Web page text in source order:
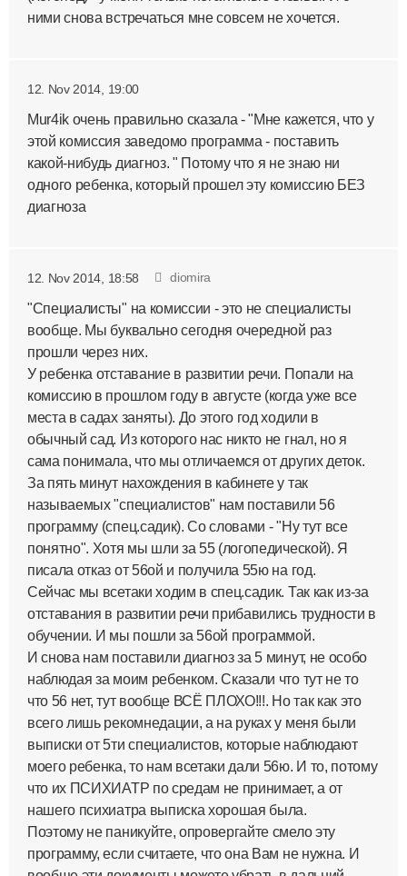
ними снова встречаться мне совсем не хочется.
12. Nov 2014, 19:00
Mur4ik очень правильно сказала - "Мне кажется, что у
этой комиссия заведомо программа - поставить
какой-нибудь диагноз. " Потому что я не знаю ни
одного ребенка, который прошел эту комиссию БЕЗ
диагноза
12. Nov 2014, 18:58 diomira
"Специалисты" на комиссии - это не специалисты
вообще. Мы буквально сегодня очередной раз
прошли через них.
У ребенка отставание в развитии речи. Попали на
комиссию в прошлом году в августе (когда уже все
места в садах заняты). До этого год ходили в
обычный сад. Из которого нас никто не гнал, но я
сама понимала, что мы отличаемся от других деток.
За пять минут нахождения в кабинете у так
называемых "специалистов" нам поставили 56
программу (спец.садик). Со словами - "Ну тут все
понятно". Хотя мы шли за 55 (логопедической). Я
писала отказ от 56ой и получила 55ю на год.
Сейчас мы всетаки ходим в спец.садик. Так как из-за
отставания в развитии речи прибавились трудности в
обучении. И мы пошли за 56ой программой.
И снова нам поставили диагноз за 5 минут, не особо
наблюдая за моим ребенком. Сказали что тут не то
что 56 нет, тут вообще ВСЁ ПЛОХО!!!. Но так как это
всего лишь рекомнедации, а на руках у меня были
выписки от 5ти специалистов, которые наблюдают
моего ребенка, то нам всетаки дали 56ю. И то, потому
что их ПСИХИАТР по средам не принимает, а от
нашего психиатра выписка хорошая была.
Поэтому не паникуйте, опровергайте смело эту
программу, если считаете, что она Вам не нужна. И